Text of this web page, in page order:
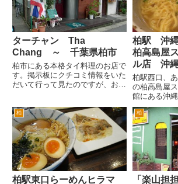
ターチャン Tha
Chang ～ 千葉県柏市
柏市にある本格タイ料理のお店で
す。掲示板にクチコミ情報をいた
だいて行って見たのですが、お店
もタイ料理は、本格的でおいしか
ったです。日本のタイ料理のお店
というとどちらかというと日本
人...
柏駅 沖縄
柏高島屋
ル店 沖
柏駅西口、
の柏高島屋
館にある沖
行ってきま
の夜景もき
くらいの時
す。 オリオ
柏の夜景で
合...
柏
柏駅東口らーめんヒラマ
柏
「楽山担